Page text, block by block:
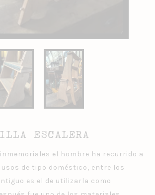
ESCALERA
el hombre ha recurrido a
de tipo doméstico, entre los
es el de utilizarla como